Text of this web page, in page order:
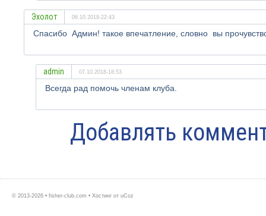
Эхолот 06.10.2018-22:43
Спасибо Админ! такое впечатление, словно вы
admin 07.10.2018-18:53
Всегда рад помочь членам клуба.
Добавлять
© 2013-2026 • fisher-club.com • Хостинг от uCoz